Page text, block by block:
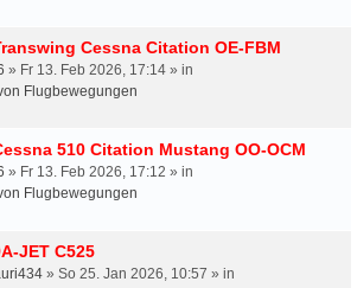
Cessna Citation OE-FBM
» Fr 13. Feb 2026, 17:14 » in
Flugbewegungen
510 Citation Mustang OO-OCM
» Fr 13. Feb 2026, 17:12 » in
Flugbewegungen
JET C525
» So 25. Jan 2026, 10:57 » in